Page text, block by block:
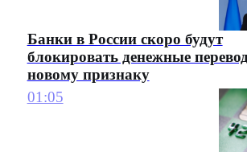
Банки в России скоро будут
блокировать денежные
новому признаку
01:05